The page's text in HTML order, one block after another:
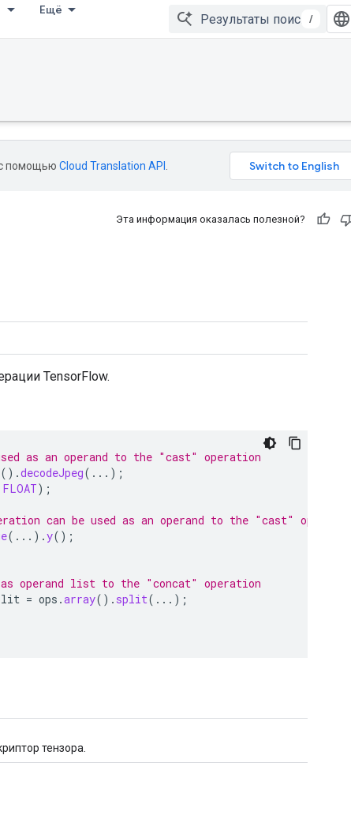
Ещё
/
помощью Cloud Translation API
Эта информация оказалась полезной?
TensorFlow.
as an operand to the "cast" operation
().decodeJpeg(...);
FLOAT);
can be used as an operand to the "cast" operation
(...).y();
operand list to the "concat" operation
= ops .array(). split(...);
тензора.